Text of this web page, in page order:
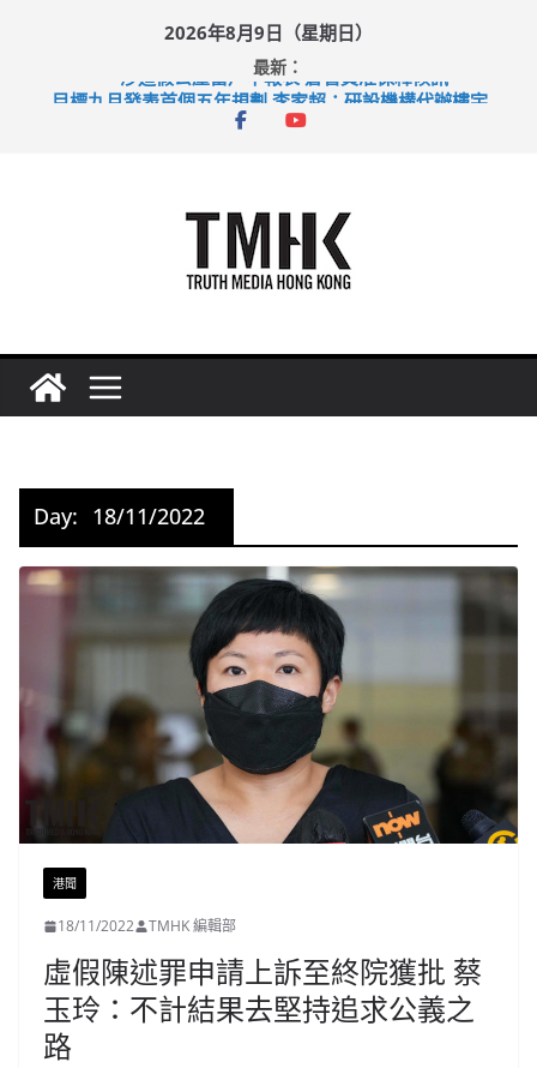
2026年8月9日（星期日）
最新：
涉造假公屋富戶申報表 倉管員准保釋候訊
Day: 18/11/2022
港聞
18/11/2022 TMHK 編輯部
虛假陳述罪申請上訴至終院獲批 蔡
玉玲：不計結果去堅持追求公義之
路